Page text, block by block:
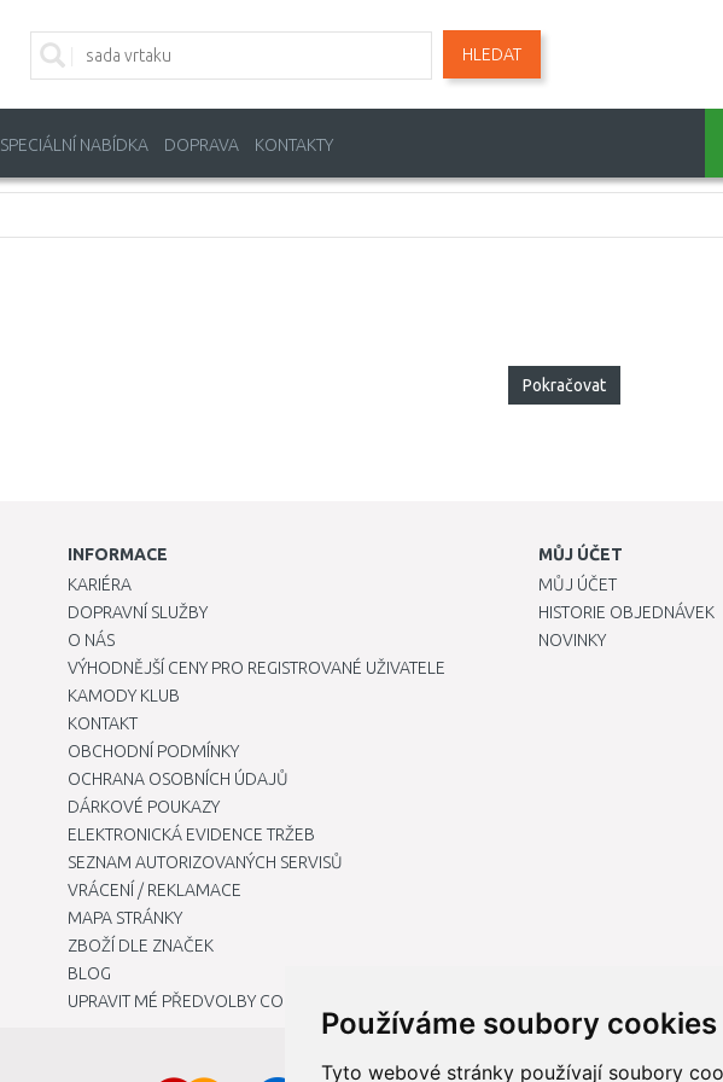
Používáme soubory cookies
Tyto webové stránky používají soubory
HLEDAT
SPECIÁLNÍ NABÍDKA DOPRAVA KONTAKTY
Pokračovat
INFORMACE
KARIÉRA
DOPRAVNÍ SLUŽBY
O NÁS
VÝHODNĚJŠÍ CENY PRO REGISTROVANÉ UŽIVATELE
KAMODY KLUB
KONTAKT
OBCHODNÍ PODMÍNKY
OCHRANA OSOBNÍCH ÚDAJŮ
DÁRKOVÉ POUKAZY
ELEKTRONICKÁ EVIDENCE TRŽEB
SEZNAM AUTORIZOVANÝCH SERVISŮ
VRÁCENÍ / REKLAMACE
MAPA STRÁNKY
ZBOŽÍ DLE ZNAČEK
BLOG
UPRAVIT MÉ PŘEDVOLBY COOKIES
MŮJ ÚČET
MŮJ ÚČET
HISTORIE OBJEDNÁVEK
NOVINKY